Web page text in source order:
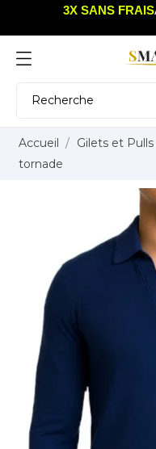
3X SANS FRAIS
Accueil Gilets et Pulls
tornade